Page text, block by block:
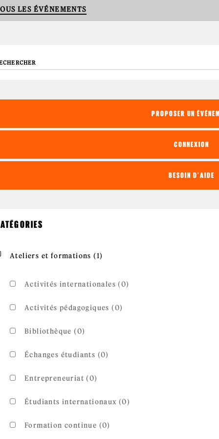
LES ÉVÉNEMENTS
PROPOSER UN
CONNEXION
BESOIN D'AIDE
Apply Ateliers et formations filter
Ateliers et formations (1)
Activités internationales (0)
Activités pédagogiques (0)
Bibliothèque (0)
Échanges étudiants (0)
Entrepreneuriat (0)
Étudiants internationaux (0)
Formation continue (0)